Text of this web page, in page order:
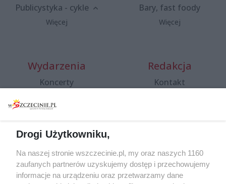
Publicystyka - cykle
Więcej
Bary, fast foody
Więcej
Wydarzenia
Koncerty
Spacery i oprowadzania
targi
Wernisaże
Więcej
Redakcja
Kontakt
Specjalny koncert z okazji
20. urodzin portalu
wSzczecinie.pl
Drogi Użytkowniku,
Na naszej stronie wszczecinie.pl, my oraz naszych 1160
zaufanych partnerów uzyskujemy dostęp i przechowujemy
informacje na urządzeniu oraz przetwarzamy dane